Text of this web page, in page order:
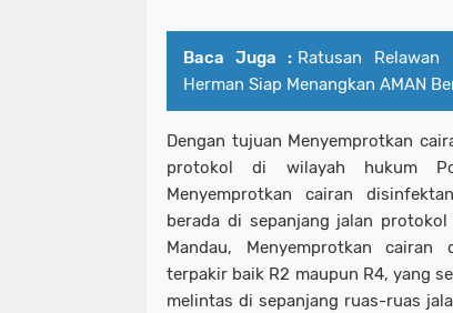
Baca Juga : Ratusan
Herman Siap Menangkan AMAN
Dengan tujuan Menyemprotkan
protokol di wilayah hukum
Menyemprotkan cairan
berada di sepanjang jalan
Mandau, Menyemprotkan
terpakir baik R2 maupun R4, yang
melintas di sepanjang ruas-ruas